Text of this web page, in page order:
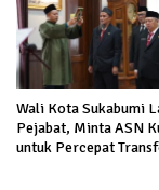
Wali Kota Sukabumi
Pejabat, Minta ASN
untuk Percepat